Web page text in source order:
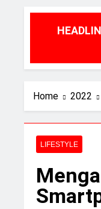
Home 2022
LIFESTYLE